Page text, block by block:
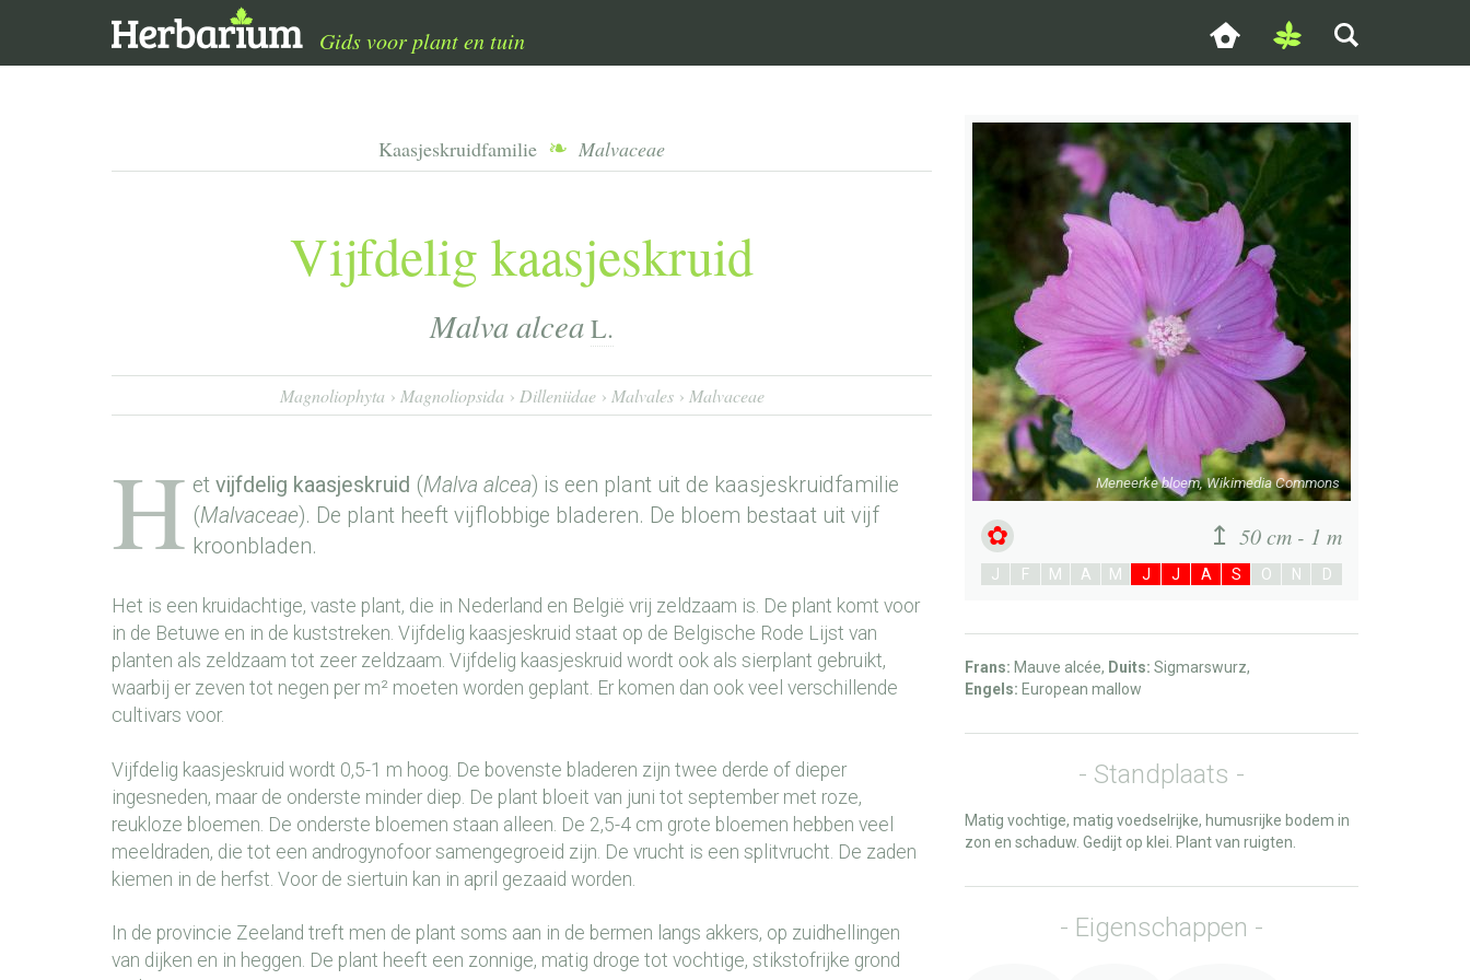
Gids voor plant en tuin
Kaasjeskruidfamilie Malvaceae
Vijfdelig kaasjeskruid
Malva alceaL.
Magnoliophyta Magnoliopsida Dilleniidae Malvales Malvaceae
Meneerke bloem, Wikimedia Commons
50 cm - 1 m
J F M A M J J A S O N D
H et vijfdelig kaasjeskruid (Malva alcea) is een plant uit de kaasjeskruidfamilie
(Malvaceae). De plant heeft vijflobbige bladeren. De bloem bestaat uit vijf
kroonbladen.
Het is een kruidachtige, vaste plant, die in Nederland en België vrij zeldzaam is. De plant komt voor
in de Betuwe en in de kuststreken. Vijfdelig kaasjeskruid staat op de Belgische Rode Lijst van
planten als zeldzaam tot zeer zeldzaam. Vijfdelig kaasjeskruid wordt ook als sierplant gebruikt,
waarbij er zeven tot negen per m² moeten worden geplant. Er komen dan ook veel verschillende
cultivars voor.
Vijfdelig kaasjeskruid wordt 0,5-1 m hoog. De bovenste bladeren zijn twee derde of dieper
ingesneden, maar de onderste minder diep. De plant bloeit van juni tot september met roze,
reukloze bloemen. De onderste bloemen staan alleen. De 2,5-4 cm grote bloemen hebben veel
meeldraden, die tot een androgynofoor samengegroeid zijn. De vrucht is een splitvrucht. De zaden
kiemen in de herfst. Voor de siertuin kan in april gezaaid worden.
In de provincie Zeeland treft men de plant soms aan in de bermen langs akkers, op zuidhellingen
van dijken en in heggen. De plant heeft een zonnige, matig droge tot vochtige, stikstofrijke grond
Frans: Mauve alcée, Duits: Sigmarswurz,
Engels: European mallow
Standplaats
Matig vochtige, matig voedselrijke, humusrijke bodem in
zon en schaduw. Gedijt op klei. Plant van ruigten.
Eigenschappen